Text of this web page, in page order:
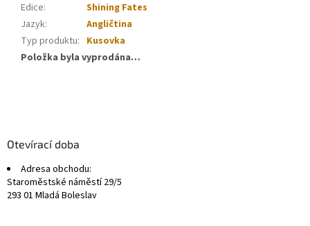
Edice:
Shining Fates
Jazyk:
Angličtina
Typ produktu: Kusovka
Položka byla vyprodána…
Otevírací doba
Adresa obchodu:
Staroměstské náměstí 29/5
293 01 Mladá Boleslav